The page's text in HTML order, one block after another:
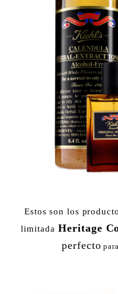
Estos son los
limitada Heritage
perfecto